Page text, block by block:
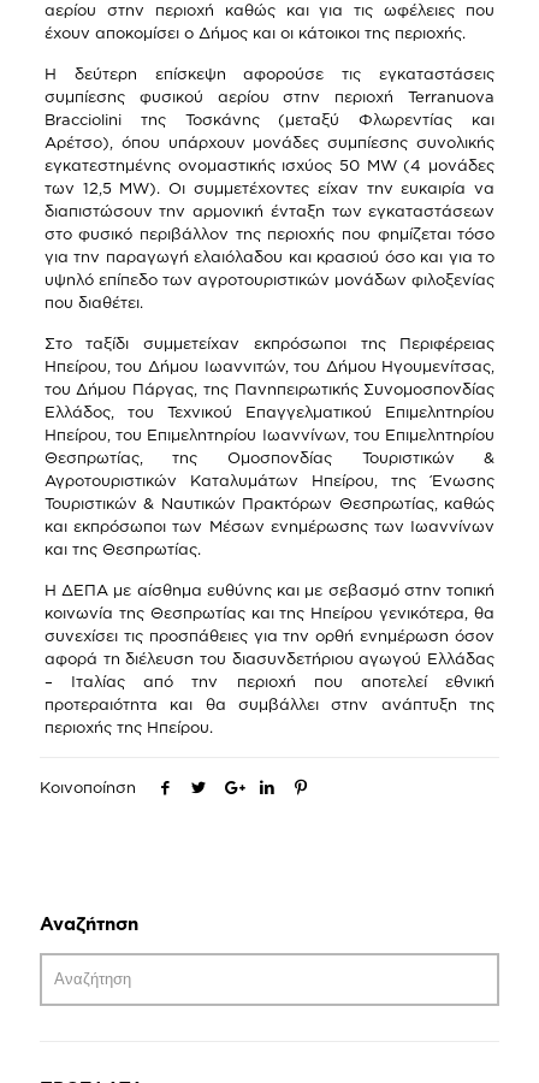
αερίου στην περιοχή καθώς και για τις ωφέλειες που
έχουν αποκομίσει ο Δήμος και οι κάτοικοι της περιοχής.
Η δεύτερη επίσκεψη αφορούσε τις εγκαταστάσεις
συμπίεσης φυσικού αερίου στην περιοχή Terranuova
Bracciolini της Τοσκάνης (μεταξύ Φλωρεντίας και
Αρέτσο), όπου υπάρχουν μονάδες συμπίεσης συνολικής
εγκατεστημένης ονομαστικής ισχύος 50 MW (4 μονάδες
των 12,5 MW). Οι συμμετέχοντες είχαν την ευκαιρία να
διαπιστώσουν την αρμονική ένταξη των εγκαταστάσεων
στο φυσικό περιβάλλον της περιοχής που φημίζεται τόσο
για την παραγωγή ελαιόλαδου και κρασιού όσο και για το
υψηλό επίπεδο των αγροτουριστικών μονάδων φιλοξενίας
που διαθέτει.
Στο ταξίδι συμμετείχαν εκπρόσωποι της Περιφέρειας
Ηπείρου, του Δήμου Ιωαννιτών, του Δήμου Ηγουμενίτσας,
του Δήμου Πάργας, της Πανηπειρωτικής Συνομοσπονδίας
Ελλάδος, του Τεχνικού Επαγγελματικού Επιμελητηρίου
Ηπείρου, του Επιμελητηρίου Ιωαννίνων, του Επιμελητηρίου
Θεσπρωτίας, της Ομοσπονδίας Τουριστικών &
Αγροτουριστικών Καταλυμάτων Ηπείρου, της Ένωσης
Τουριστικών & Ναυτικών Πρακτόρων Θεσπρωτίας, καθώς
και εκπρόσωποι των Μέσων ενημέρωσης των Ιωαννίνων
και της Θεσπρωτίας.
Η ΔΕΠΑ με αίσθημα ευθύνης και με σεβασμό στην τοπική
κοινωνία της Θεσπρωτίας και της Ηπείρου γενικότερα, θα
συνεχίσει τις προσπάθειες για την ορθή ενημέρωση όσον
αφορά τη διέλευση του διασυνδετήριου αγωγού Ελλάδας
– Ιταλίας από την περιοχή που αποτελεί εθνική
προτεραιότητα και θα συμβάλλει στην ανάπτυξη της
περιοχής της Ηπείρου.
Κοινοποίηση
Αναζήτηση